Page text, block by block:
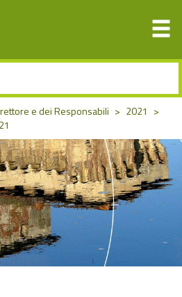
e dei Responsabili > 2021 >